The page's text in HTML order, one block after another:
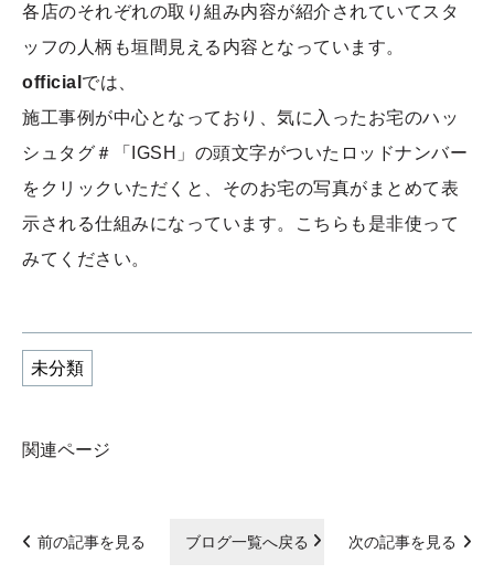
各店のそれぞれの取り組み内容が紹介されていてスタ
ッフの人柄も垣間見える内容となっています。
official では、
施工事例が中心となっており、気に入ったお宅のハッ
シュタグ＃「IGSH」の頭文字がついたロッドナンバー
をクリックいただくと、そのお宅の写真がまとめて表
示される仕組みになっています。こちらも是非使って
みてください。
未分類
関連ページ
前の記事を見る ブログ一覧へ戻る 次の記事を見る